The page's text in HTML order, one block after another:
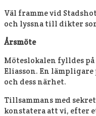
Väl framme vid
och lyssna till dikter
Årsmöte
Möteslokalen fylldes
Eliasson. En
och dess närhet.
Tillsammans med
konstatera att vi, efter